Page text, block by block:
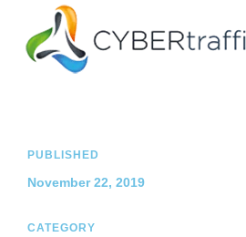
PUBLISHED
November 22, 2019
CATEGORY